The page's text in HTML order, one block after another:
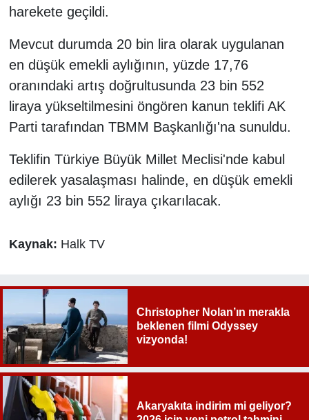
harekete geçildi.
Mevcut durumda 20 bin lira olarak uygulanan
en düşük emekli aylığının, yüzde 17,76
oranındaki artış doğrultusunda 23 bin 552
liraya yükseltilmesini öngören kanun teklifi AK
Parti tarafından TBMM Başkanlığı'na sunuldu.
Teklifin Türkiye Büyük Millet Meclisi'nde kabul
edilerek yasalaşması halinde, en düşük emekli
aylığı 23 bin 552 liraya çıkarılacak.
Kaynak: Halk TV
Christopher Nolan’ın merakla
beklenen filmi Odyssey
vizyonda!
Akaryakıta indirim mi geliyor?